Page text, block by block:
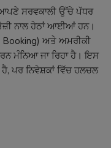
ਸਰਵਕਾਲੀ ਉੱਚੇ ਪੱਧਰ
ਨਾਲ ਹੇਠਾਂ ਆਈਆਂ ਹਨ।
Booking) ਅਤੇ ਅਮਰੀਕੀ
ਮੰਨਿਆ ਜਾ ਰਿਹਾ ਹੈ। ਇਸ
ਪਰ ਨਿਵੇਸ਼ਕਾਂ ਵਿੱਚ ਹਲਚਲ